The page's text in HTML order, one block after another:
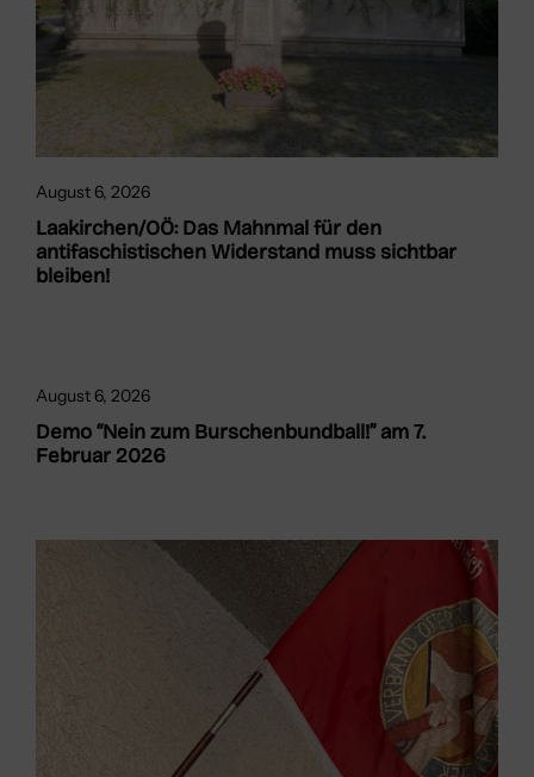
August 6, 2026
Laakirchen/OÖ: Das Mahnmal für den
antifaschistischen Widerstand muss sichtbar
bleiben!
August 6, 2026
Demo “Nein zum Burschenbundball!” am 7.
Februar 2026